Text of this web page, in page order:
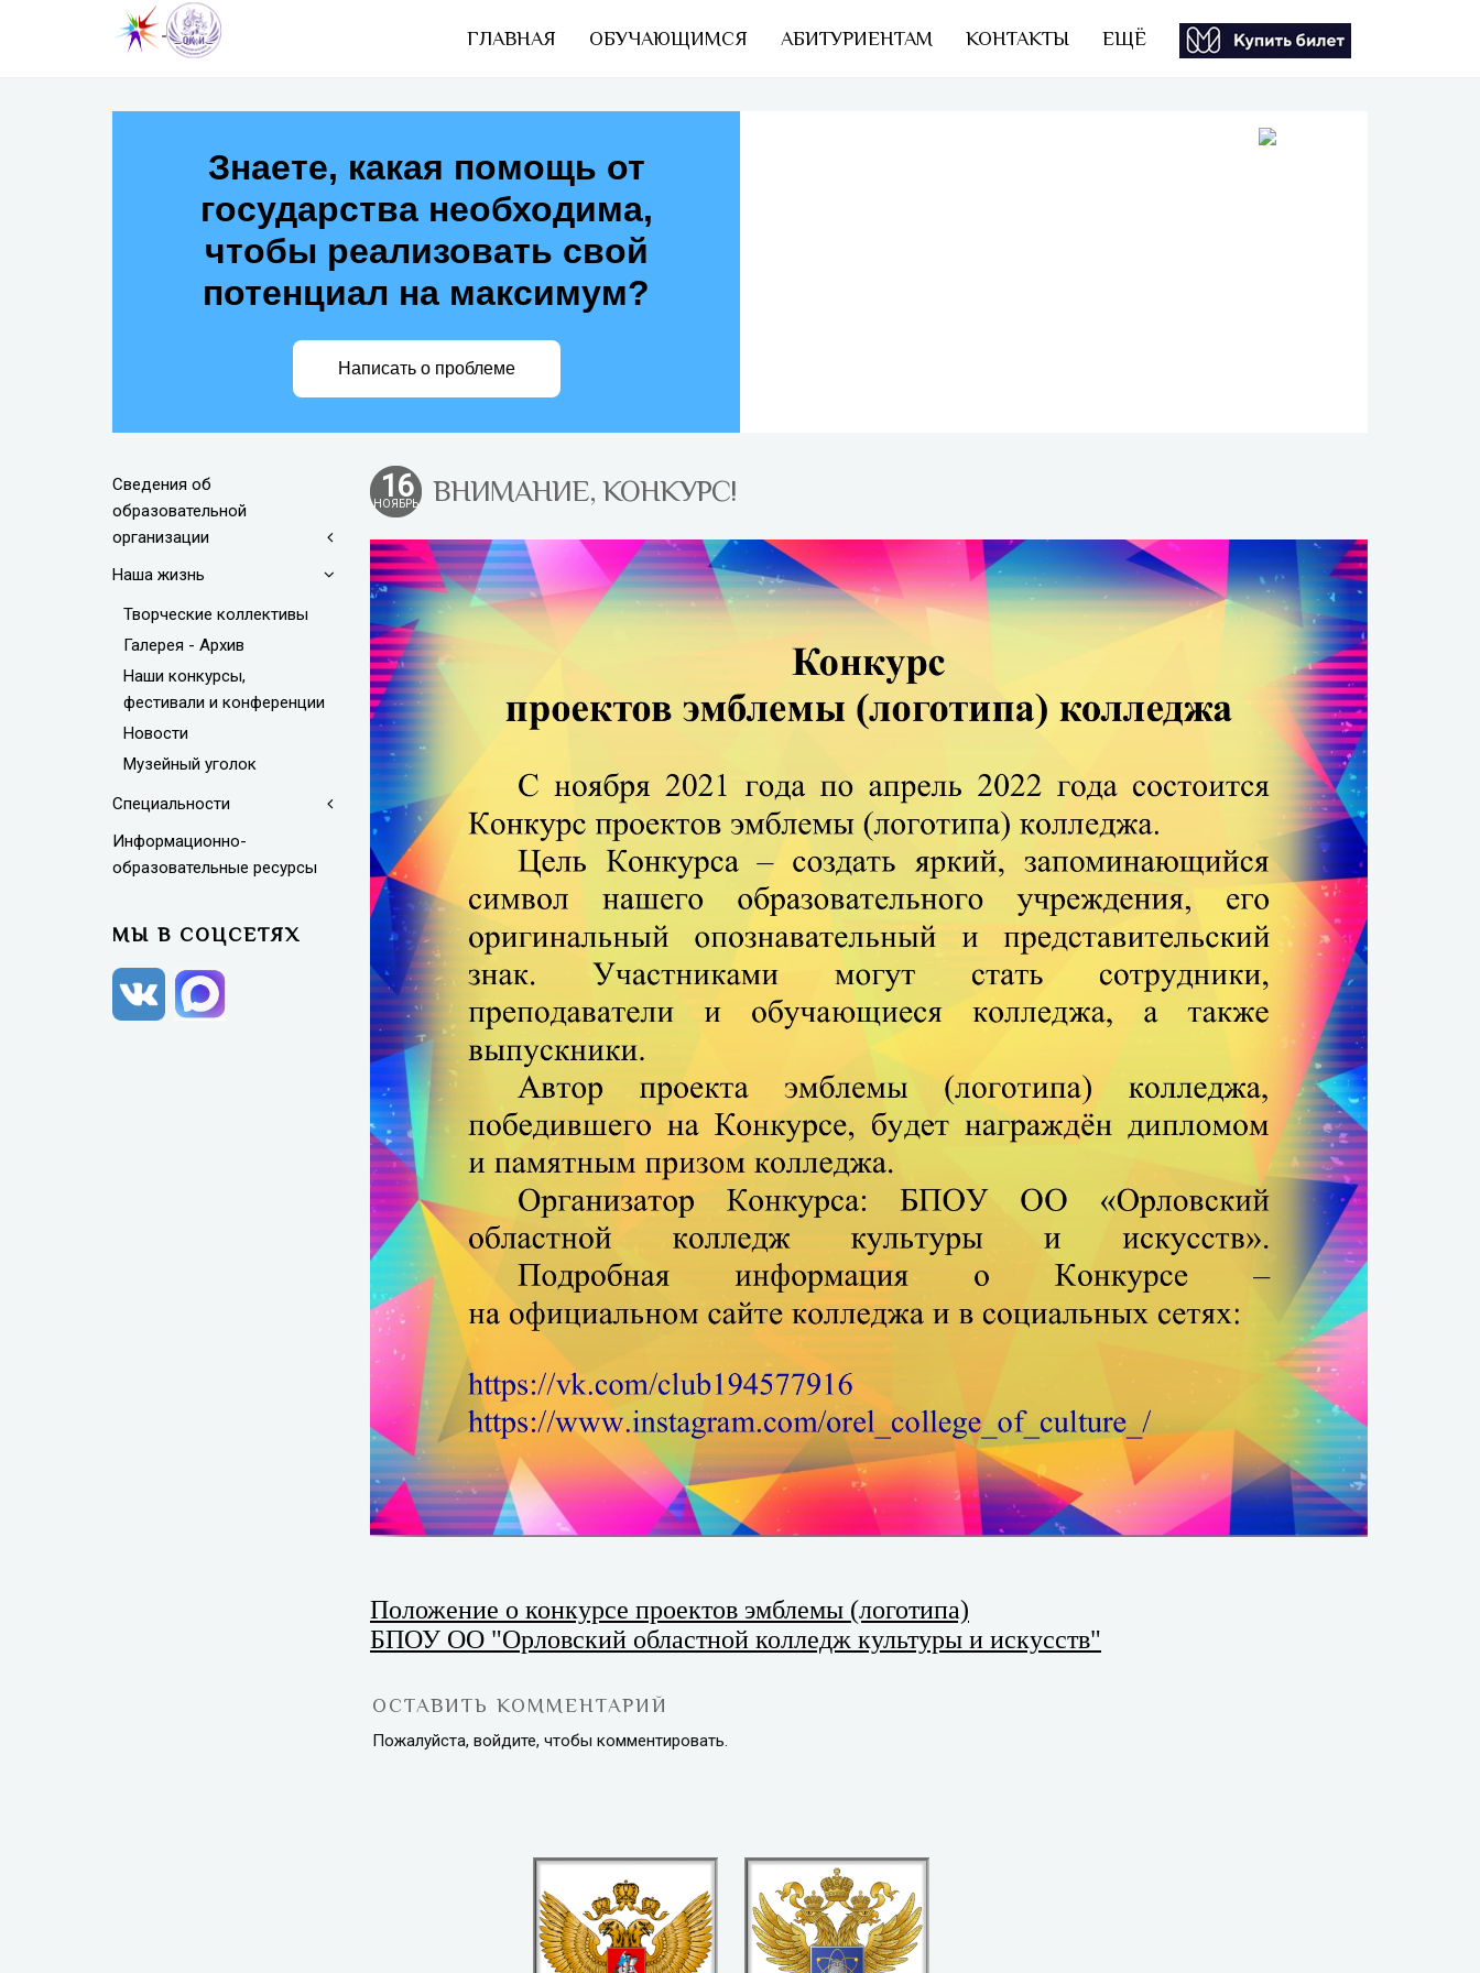
ГЛАВНАЯ ОБУЧАЮЩИМСЯ АБИТУРИЕНТАМ КОНТАКТЫ ЕЩЁ
Знаете, какая помощь от
государства необходима,
чтобы реализовать свой
потенциал на максимум?
Написать о проблеме
16
НОЯБРЬ ВНИМАНИЕ, КОНКУРС!
Положение о конкурсе проектов эмблемы (логотипа)
БПОУ ОО "Орловский областной колледж культуры и искусств"
ОСТАВИТЬ КОММЕНТАРИЙ
Пожалуйста, войдите, чтобы комментировать.
Сведения об
образовательной
организации
Наша жизнь
Творческие коллективы
Галерея - Архив
Наши конкурсы,
фестивали и конференции
Новости
Музейный уголок
Специальности
Информационно-
образовательные ресурсы
МЫ В СОЦСЕТЯХ